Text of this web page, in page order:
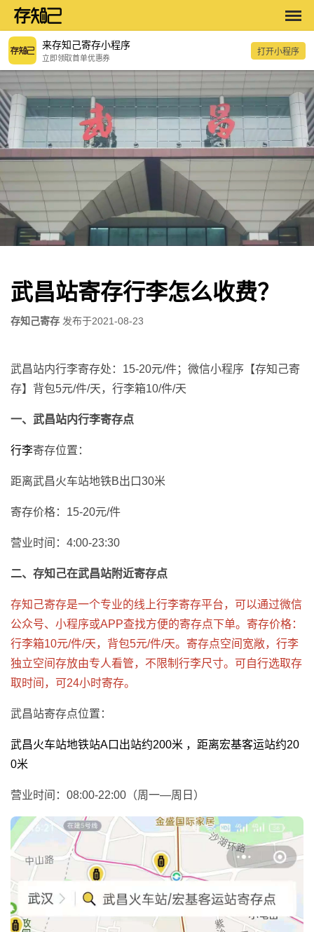
来存知己寄存小程序
立即领取首单优惠券
打开小程序
武昌站寄存行李怎么收费？
存知己寄存 发布于2021-08-23
武昌站内行李寄存处：15-20元/件；微信小程序【存知己寄
存】背包5元/件/天，行李箱10/件/天
一、武昌站内行李寄存点
行李寄存位置：
距离武昌火车站地铁B出口30米
寄存价格：15-20元/件
营业时间：4:00-23:30
二、存知己在武昌站附近寄存点
存知己寄存是一个专业的线上行李寄存平台，可以通过微信
公众号、小程序或APP查找方便的寄存点下单。寄存价格：
行李箱10元/件/天，背包5元/件/天。寄存点空间宽敞，行李
独立空间存放由专人看管，不限制行李尺寸。可自行选取存
取时间，可24小时寄存。
武昌站寄存点位置：
武昌火车站地铁站A口出站约200米 ，距离宏基客运站约20
0米
营业时间：08:00-22:00（周一—周日）